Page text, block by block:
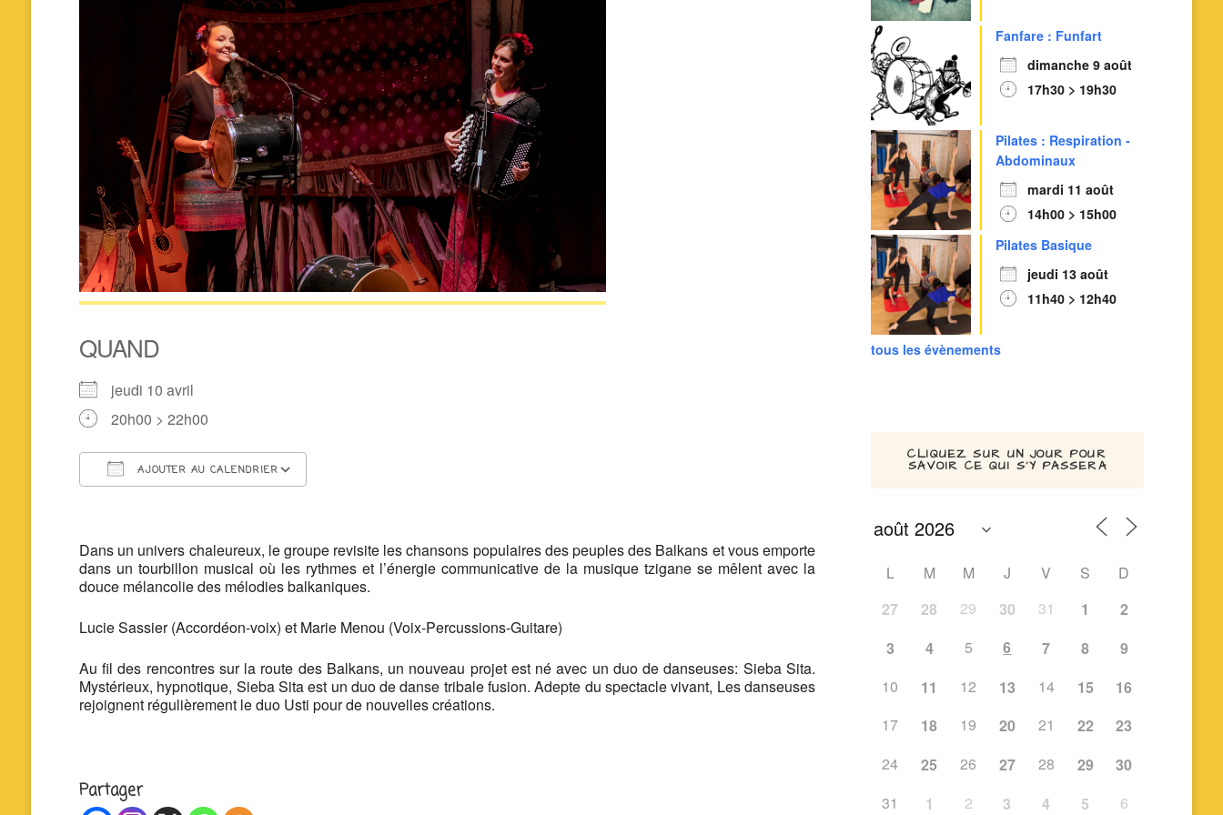
QUAND
jeudi 10 avril
20h00 > 22h00
AJOUTER AU CALENDRIER
Dans un univers chaleureux, le groupe revisite les chansons populaires des peuples des Balkans et vous emporte
dans un tourbillon musical où les rythmes et l’énergie communicative de la musique tzigane se mêlent avec la
douce mélancolie des mélodies balkaniques.
Lucie Sassier (Accordéon-voix) et Marie Menou (Voix-Percussions-Guitare)
Au fil des rencontres sur la route des Balkans, un nouveau projet est né avec un duo de danseuses: Sieba Sita.
Mystérieux, hypnotique, Sieba Sita est un duo de danse tribale fusion. Adepte du spectacle vivant, Les danseuses
rejoignent régulièrement le duo Usti pour de nouvelles créations.
Partager
Fanfare : Funfart
dimanche 9 août
17h30 > 19h30
Pilates : Respiration -
Abdominaux
mardi 11 août
14h00 > 15h00
Pilates Basique
jeudi 13 août
11h40 > 12h40
tous les évènements
CLIQUEZ SUR UN JOUR POUR
SAVOIR CE QUI S’Y PASSERA
L M M J V S
D
27
28 29 30 31 1
2
3
4 5 6 7 8
9
10
11 12 13 14 15
16
17
18 19 20 21 22
23
24
25 26 27 28 29
30
31
1 2 3 4 5 6